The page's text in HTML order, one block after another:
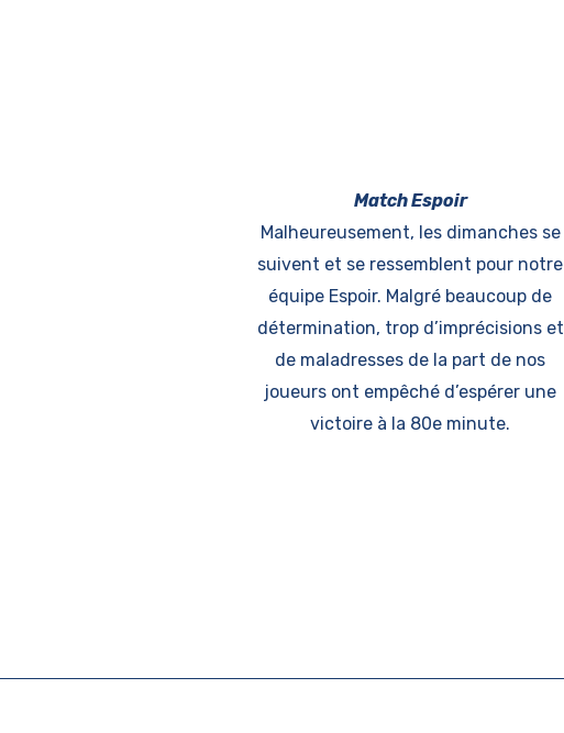
Match Espoir
Malheureusement, les dimanches se
suivent et se ressemblent pour notre
équipe Espoir. Malgré beaucoup de
détermination, trop d’imprécisions et
de maladresses de la part de nos
joueurs ont empêché d’espérer une
victoire à la 80e minute.